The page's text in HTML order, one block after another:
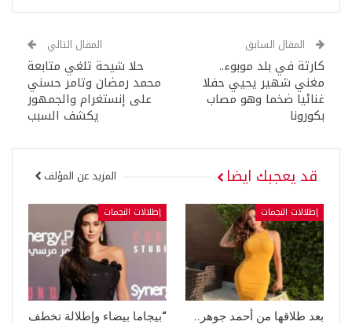
المقال السابق
كارثة في بلد موبوء..
مغني شهير يحيي حفلا
غنائيا ضخما وهو مصاب
بكورونا
المقال التالي
حلا شيحة تلغي متابعة
محمد رمضان وتامر حسني
على إنستغرام والجمهور
يكشف السبب
قد يعجبك ايضا المزيد عن المؤلف
إطلالات النجمات
بعد طلاقها من أحمد جوهر..
إطلالات النجمات
“بيجاما بيضاء وإطلالة تخطف